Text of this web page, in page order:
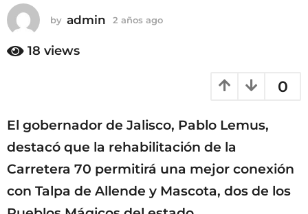
by admin 2 años ago
18 views
0
El gobernador de Jalisco, Pablo Lemus,
destacó que la rehabilitación de la
Carretera 70 permitirá una mejor conexión
con Talpa de Allende y Mascota, dos de los